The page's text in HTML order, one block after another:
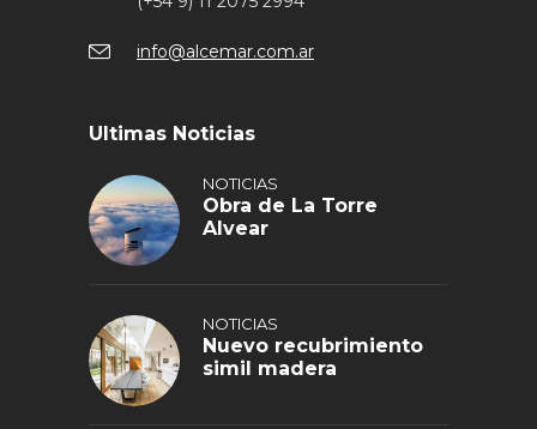
info@alcemar.com.ar
Ultimas Noticias
NOTICIAS
Obra de La Torre
Alvear
NOTICIAS
Nuevo recubrimiento
simil madera